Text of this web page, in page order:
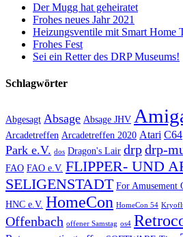
Der Mugg hat geheiratet
Frohes neues Jahr 2021
Heizungsventile mit Smart Home
Frohes Fest
Sei ein Retter des DRP Museums!
Schlagwörter
Abgesagt Absage Absage JHV
Arcadetreffen Arcadetreffen 2020 Atari C64
Park e.V. dos Dragon's Lair drpdrp-
FAO FAO e.V. FLIPPER- UND
SELIGENSTADT For Amusement
HNC e.V. HomeCon HomeCon 54
Offenbach offener Samstag os4